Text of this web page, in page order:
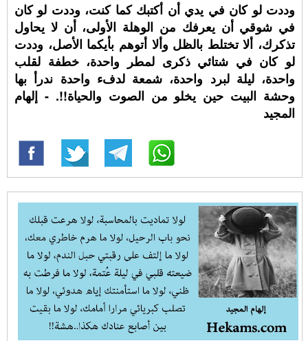
وددت لو كان في يدي أن أكتبك كما كنت، وددت لو كان
في شوقي أن يعرفك من الوهلة الأولى، أن لا يحاول
تذكرك، ألا تختلط بالظل وألا أتوهم بأيكما الأصل، وددت
لو كان في شتائي ذكرى لمطر واحدة، خطفة لقلب
واحدة، ليلة لبرد واحدة، شمعة لدفء واحدة ندرأ بها
وحشة البيت حين يخلو من الصوت والحياة!!. - إلهام
المجيد